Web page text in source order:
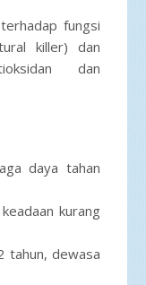
fungsi
killer) dan
dan
daya tahan
kurang
tahun, dewasa